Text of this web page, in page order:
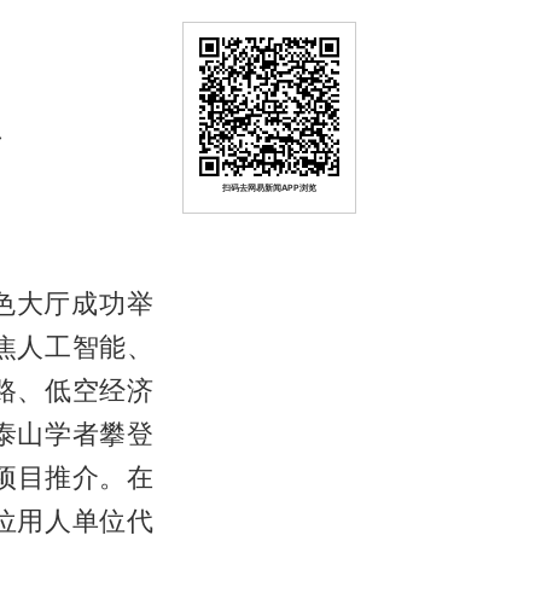
大厅成功举
工智能、
、低空经济
山学者攀登
目推介。在
用人单位代
扫码去网易新闻APP浏览